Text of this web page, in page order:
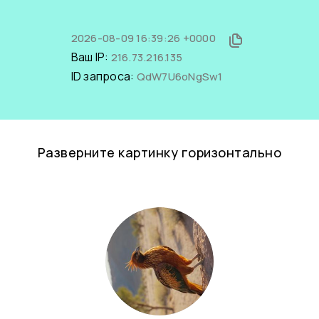
2026-08-09 16:39:26 +0000
Ваш IP: 216.73.216.135
ID запроса: QdW7U6oNgSw1
Разверните картинку горизонтально